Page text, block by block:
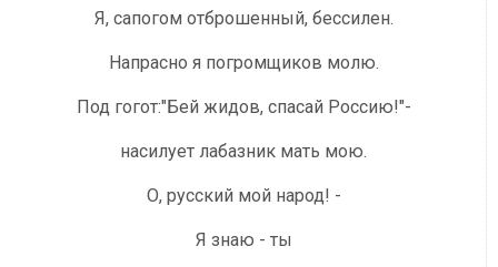
Я, сапогом отброшенный, бессилен.
Напрасно я погромщиков молю.
Под гогот:"Бей жидов, спасай Россию!"-
насилует лабазник мать мою.
О, русский мой народ! -
Я знаю - ты